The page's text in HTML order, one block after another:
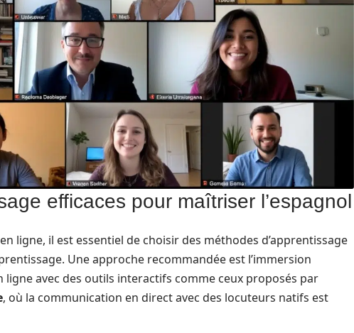
efficaces pour maîtriser l’espagnol
ligne, il est essentiel de choisir des méthodes d’apprentissage
Une approche recommandée est l’immersion
avec des outils interactifs comme ceux proposés par
, où la communication en direct avec des locuteurs natifs est